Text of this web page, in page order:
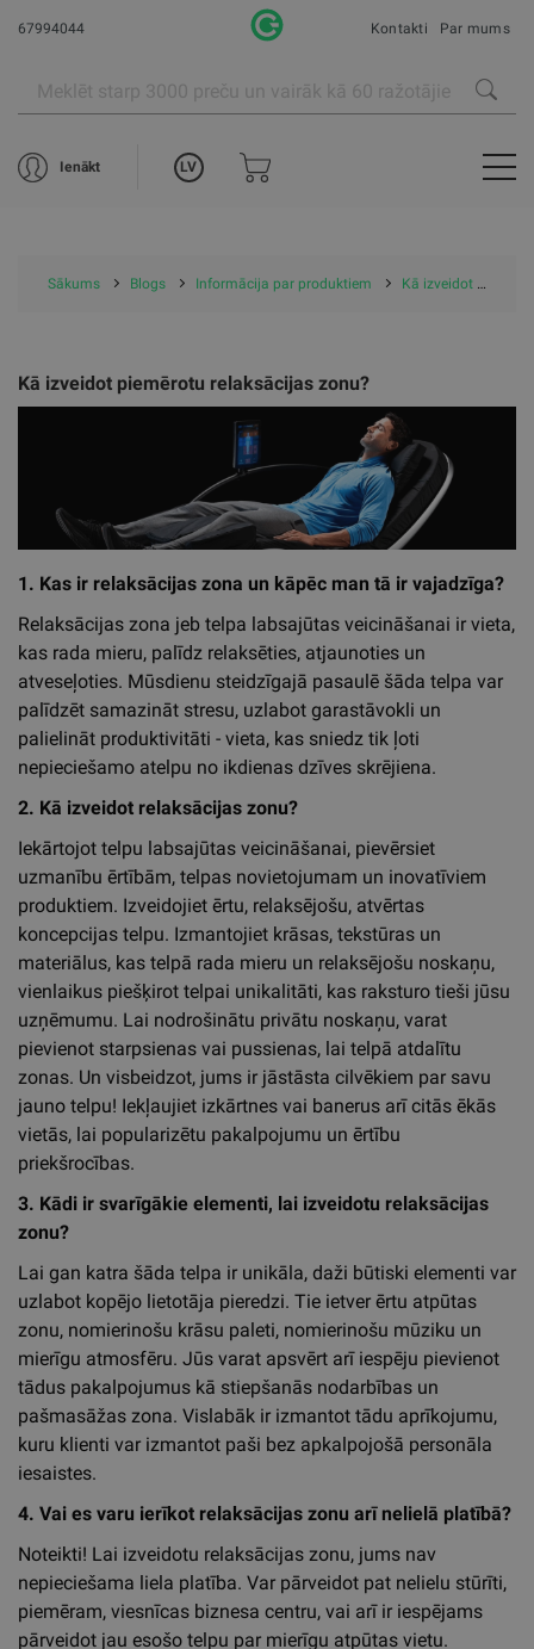
67994044 Kontakti Par mums
Ienākt LV
Sākums Blogs Informācija par produktiem Kā izveidot piemērotu relaksācijas zonu?
Kā izveidot piemērotu relaksācijas zonu?
1. Kas ir relaksācijas zona un kāpēc man tā ir vajadzīga?
Relaksācijas zona jeb telpa labsajūtas veicināšanai ir vieta,
kas rada mieru, palīdz relaksēties, atjaunoties un
atveseļoties. Mūsdienu steidzīgajā pasaulē šāda telpa var
palīdzēt samazināt stresu, uzlabot garastāvokli un
palielināt produktivitāti - vieta, kas sniedz tik ļoti
nepieciešamo atelpu no ikdienas dzīves skrējiena.
2. Kā izveidot relaksācijas zonu?
Iekārtojot telpu labsajūtas veicināšanai, pievērsiet
uzmanību ērtībām, telpas novietojumam un inovatīviem
produktiem. Izveidojiet ērtu, relaksējošu, atvērtas
koncepcijas telpu. Izmantojiet krāsas, tekstūras un
materiālus, kas telpā rada mieru un relaksējošu noskaņu,
vienlaikus piešķirot telpai unikalitāti, kas raksturo tieši jūsu
uzņēmumu. Lai nodrošinātu privātu noskaņu, varat
pievienot starpsienas vai pussienas, lai telpā atdalītu
zonas. Un visbeidzot, jums ir jāstāsta cilvēkiem par savu
jauno telpu! Iekļaujiet izkārtnes vai banerus arī citās ēkās
vietās, lai popularizētu pakalpojumu un ērtību
priekšrocības.
3. Kādi ir svarīgākie elementi, lai izveidotu relaksācijas
zonu?
Lai gan katra šāda telpa ir unikāla, daži būtiski elementi var
uzlabot kopējo lietotāja pieredzi. Tie ietver ērtu atpūtas
zonu, nomierinošu krāsu paleti, nomierinošu mūziku un
mierīgu atmosfēru. Jūs varat apsvērt arī iespēju pievienot
tādus pakalpojumus kā stiepšanās nodarbības un
pašmasāžas zona. Vislabāk ir izmantot tādu aprīkojumu,
kuru klienti var izmantot paši bez apkalpojošā personāla
iesaistes.
4. Vai es varu ierīkot relaksācijas zonu arī nelielā platībā?
Noteikti! Lai izveidotu relaksācijas zonu, jums nav
nepieciešama liela platība. Var pārveidot pat nelielu stūrīti,
piemēram, viesnīcas biznesa centru, vai arī ir iespējams
pārveidot jau esošo telpu par mierīgu atpūtas vietu.